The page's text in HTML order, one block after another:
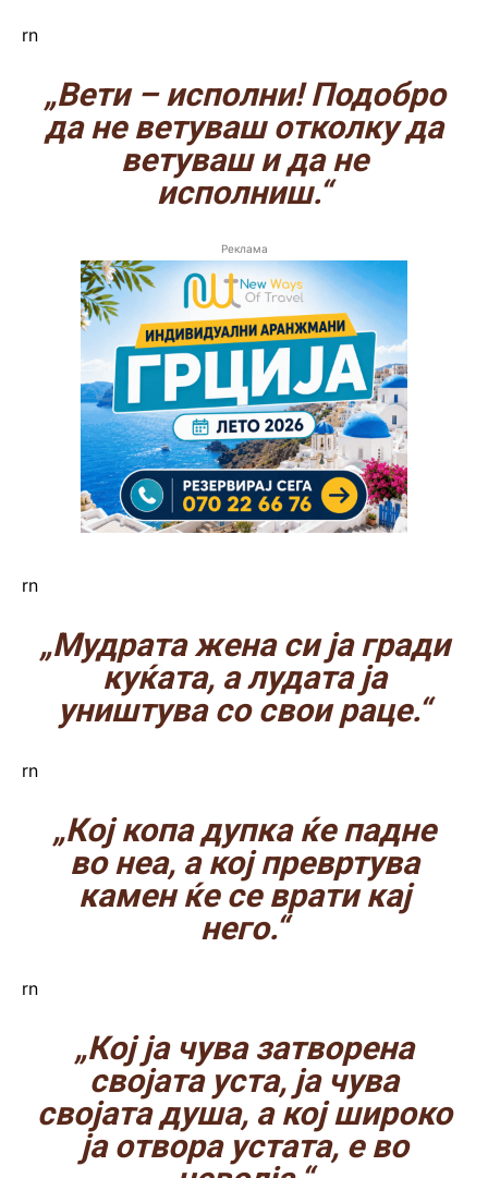
rn
„Вети – исполни! Подобро
да не ветуваш отколку да
ветуваш и да не
исполниш.“
Реклама
rn
„Мудрата жена си ја гради
куќата, а лудата ја
уништува со свои раце.“
rn
„Кој копа дупка ќе падне
во неа, а кој превртува
камен ќе се врати кај
него.“
rn
„Кој ја чува затворена
својата уста, ја чува
својата душа, а кој широко
ја отвора устата, е во